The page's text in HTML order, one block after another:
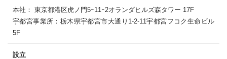
本社： 東京都港区虎ノ門5ｰ11ｰ2オランダヒルズ森タワー 17F
宇都宮事業所：栃木県宇都宮市大通り1-2-11宇都宮フコク生命ビル
5F
設立